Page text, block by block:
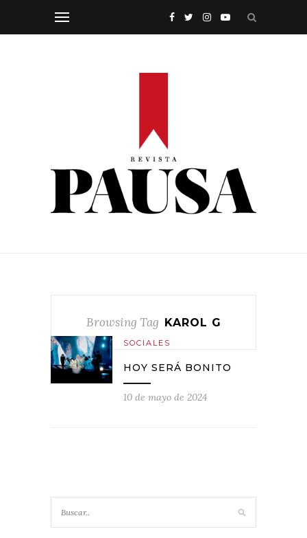
Browsing Tag KAROL G
SOCIALES
HOY SERÁ BONITO
10 de mayo de 2024